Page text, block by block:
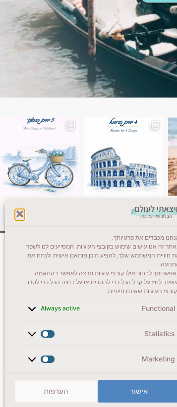
מכבדים את פרטיותך.
זה אנו עושים שימוש בקובצי העוגיות, המסייעים לנו לשפר
חוויית המשתמש שלך, להציע תוכן מותאם אישית ולנתח את
לבחור אילו קובצי עוגיות תרצה לאפשר בהתאמה
לחץ על קבל הכל כדי להסכים או על דחיה הכל כדי לסרב
העוגיות שאינם חיוניים.
Functional
Always active
Statistics
Marketing
אישור העדפות
Instagram post
קשר (לא בשבת)
לשליחת הודעת וואטסאפ
veyatsati.laolam@gmail.com